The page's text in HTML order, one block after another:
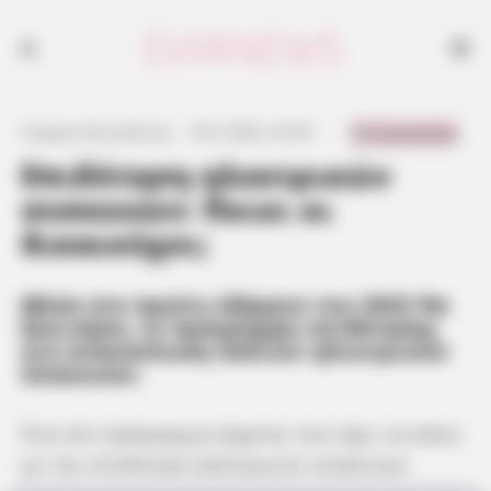
Επιδότηση ηλεκτρικών
συσκευών: Ποιοι οι
δικαιούχοι;
Μέσα στο πρώτο εξάμηνο του 2022 θα